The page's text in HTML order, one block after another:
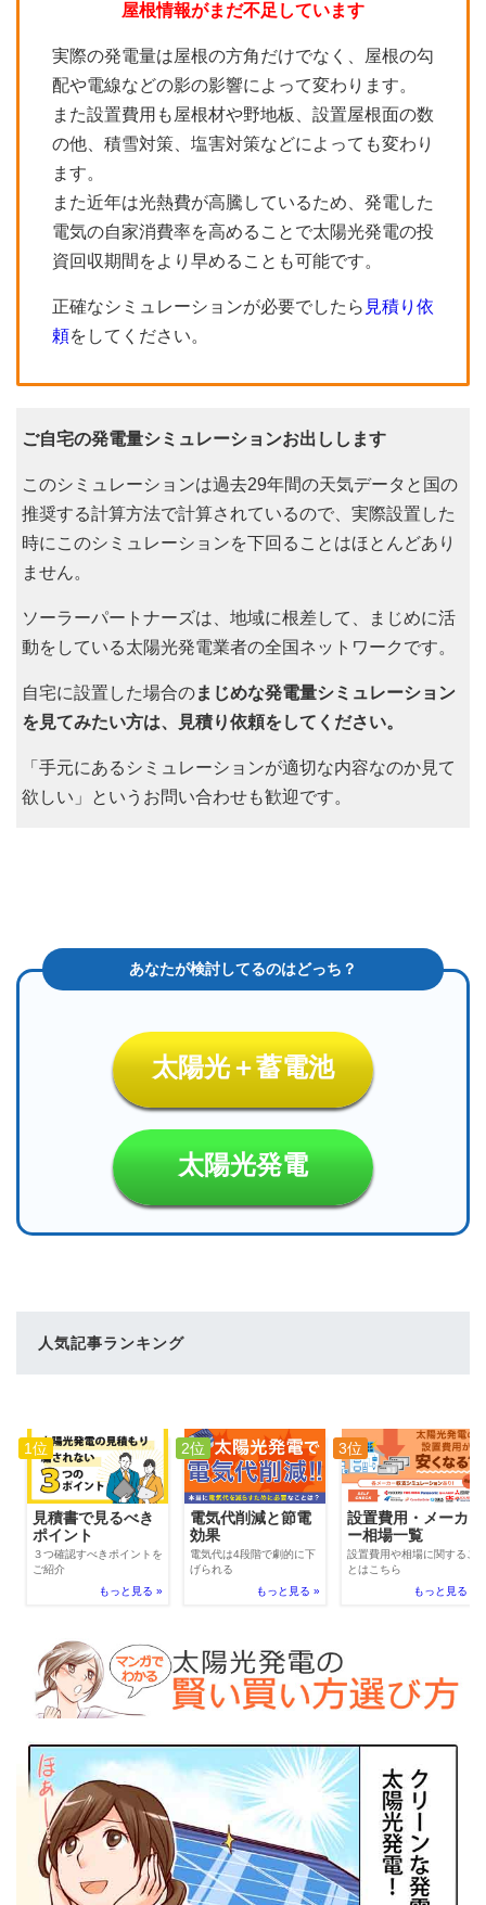
屋根情報がまだ不足しています
実際の発電量は屋根の方角だけでなく、屋根の勾
配や電線などの影の影響によって変わります。
また設置費用も屋根材や野地板、設置屋根面の数
の他、積雪対策、塩害対策などによっても変わり
ます。
また近年は光熱費が高騰しているため、発電した
電気の自家消費率を高めることで太陽光発電の投
資回収期間をより早めることも可能です。
正確なシミュレーションが必要でしたら 見積り依
頼をしてください。
ご自宅の発電量シミュレーションお出しします
このシミュレーションは過去29年間の天気データと国の
推奨する計算方法で計算されているので、実際設置した
時にこのシミュレーションを下回ることはほとんどあり
ません。
ソーラーパートナーズは、地域に根差して、まじめに活
動をしている太陽光発電業者の全国ネットワークです。
自宅に設置した場合のまじめな発電量シミュレーション
を見てみたい方は、見積り依頼をしてください。
「手元にあるシミュレーションが適切な内容なのか見て
欲しい」というお問い合わせも歓迎です。
太陽光＋蓄電池
太陽光発電
人気記事ランキング
1位
見積書で見るべき
ポイント
３つ確認すべきポイントを
ご紹介
もっと見る »
2位
電気代削減と節電
効果
電気代は4段階で劇的に下
げられる
もっと見る »
3位
設置費用・メーカ
ー相場一覧
設置費用や相場に関するこ
とはこちら
もっと見る »